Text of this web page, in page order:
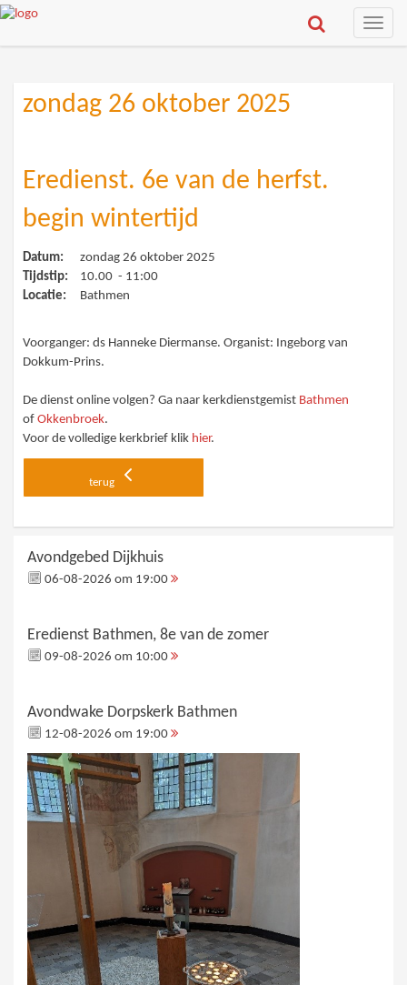
Toggle
zondag 26 oktober 2025
Eredienst. 6e van de herfst.
begin wintertijd
Datum:
zondag 26 oktober 2025
Tijdstip:
10.00 - 11:00
Locatie:
Bathmen
Voorganger: ds Hanneke Diermanse. Organist: Ingeborg van
Dokkum-Prins.
De dienst online volgen? Ga naar kerkdienstgemist Bathmen
ofOkkenbroek.
Voor de volledige kerkbrief klik hier.
terug
Avondgebed Dijkhuis
06-08-2026 om 19:00
Eredienst Bathmen, 8e van de zomer
09-08-2026 om 10:00
Avondwake Dorpskerk Bathmen
12-08-2026 om 19:00